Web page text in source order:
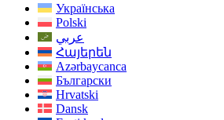
Українська
Polski
عربي
Հայերեն
Azərbaycanca
Български
Hrvatski
Dansk